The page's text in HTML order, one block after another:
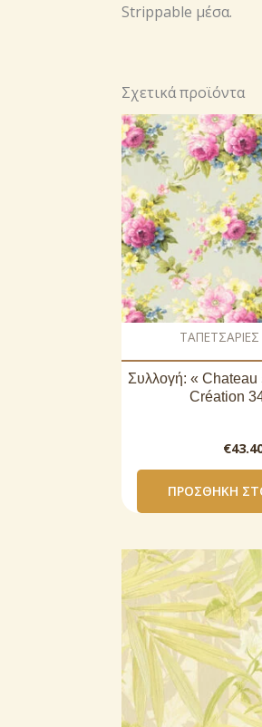
Strippable μέσα.
Σχετικά προϊόντα
Συλλογή: « Chateau
Création
€
ΠΡΟΣΘΉΚΗ